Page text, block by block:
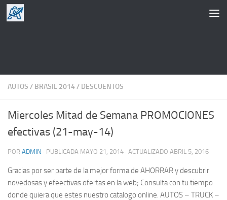
Saltar al contenido
AUTOS / BRASIL 2014/ DESCUENTOS
Miercoles Mitad de Semana PROMOCIONES
efectivas (21-may-14)
POR ADMIN · PUBLICADA MAYO 21, 2014 · ACTUALIZADO ABRIL 5, 2016
Gracias por ser parte de la mejor forma de AHORRAR y descubrir
novedosas y efeectivas ofertas en la web; Consulta con tu tiempo
donde quiera que estes nuestro catalogo online. AUTOS – TRUCK –